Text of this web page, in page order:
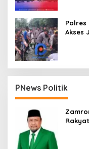
Polres
Akses
PNews Politik